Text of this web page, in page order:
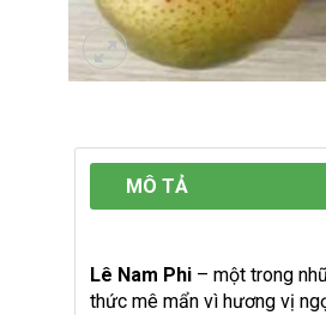
MÔ TẢ
Lê Nam Phi – một trong
thức mê mẩn vì hương vị